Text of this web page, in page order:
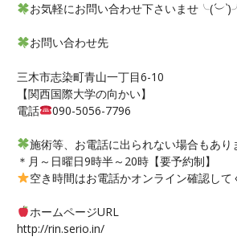
お気軽にお問い合わせ下さいませ╰(´︶`
お問い合わせ先
三木市志染町青山一丁目6-10
【関西国際大学の向かい】
電話
090-5056-7796
施術等、お電話に出られない場合もあり
＊月～日曜日9時半～20時【要予約制】
空き時間はお電話かオンライン確認して
ホームページURL
http://rin.serio.in/